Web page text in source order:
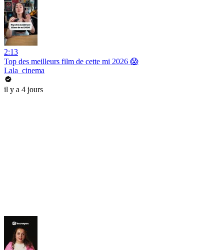
2:13
Top des meilleurs film de cette mi 2026 😱
Lala_cinema
il y a 4 jours